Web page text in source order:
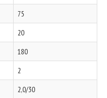
75
20
180
2
2,0/30